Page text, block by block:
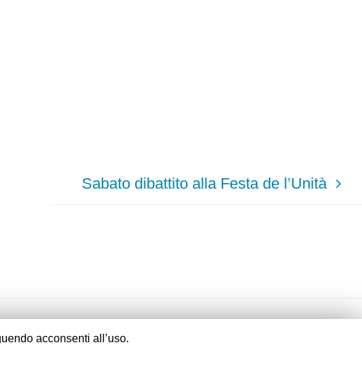
Sabato dibattito alla Festa de l’Unità
acconsenti all’uso.